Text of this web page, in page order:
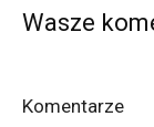
Wasze
Komentarze